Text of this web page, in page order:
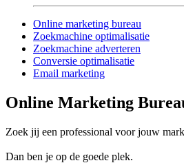
Online marketing bureau
Zoekmachine optimalisatie
Zoekmachine adverteren
Conversie optimalisatie
Email marketing
Online Marketing
Zoek jij een professional voor jouw
Dan ben je op de goede plek.